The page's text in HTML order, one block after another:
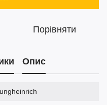
Порівняти
Опис